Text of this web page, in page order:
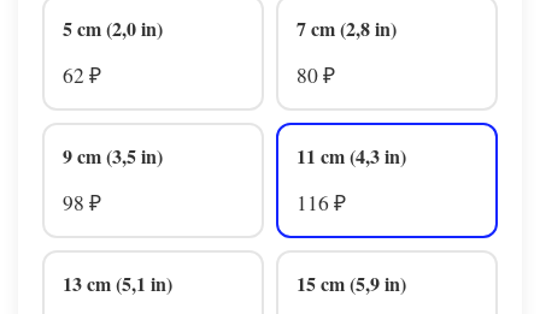
5 cm (2,0 in)
62 ₽
7 cm (2,8 in)
80 ₽
9 cm (3,5 in)
98 ₽
11 cm (4,3 in)
116 ₽
13 cm (5,1 in)
15 cm (5,9 in)